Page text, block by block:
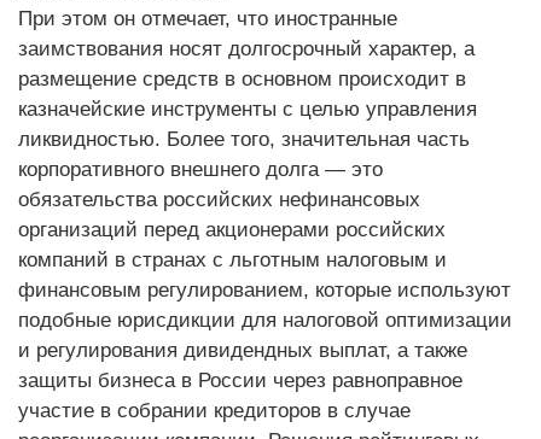
При этом он отмечает, что иностранные
заимствования носят долгосрочный характер, а
размещение средств в основном происходит в
казначейские инструменты с целью управления
ликвидностью. Более того, значительная часть
корпоративного внешнего долга — это
обязательства российских нефинансовых
организаций перед акционерами российских
компаний в странах с льготным налоговым и
финансовым регулированием, которые используют
подобные юрисдикции для налоговой оптимизации
и регулирования дивидендных выплат, а также
защиты бизнеса в России через равноправное
участие в собрании кредиторов в случае